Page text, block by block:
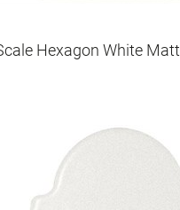
Hexagon White